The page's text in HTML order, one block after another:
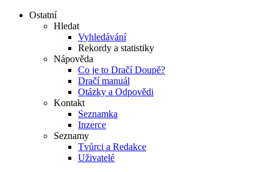
Ostatní
Hledat
Vyhledávání
Rekordy a statistiky
Nápověda
Co je to Dračí Doupě?
Dračí manuál
Otázky a Odpovědi
Kontakt
Seznamka
Inzerce
Seznamy
Tvůrci a Redakce
Uživatelé